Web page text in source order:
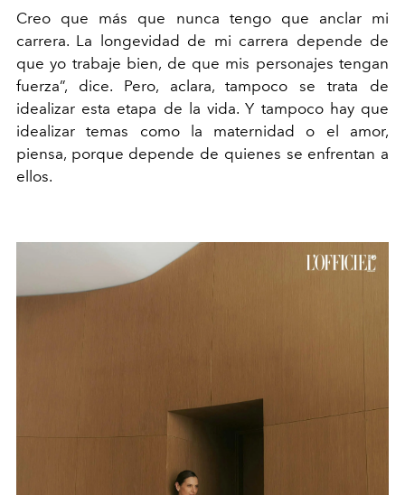
Creo que más que nunca tengo que anclar mi
carrera. La longevidad de mi carrera depende de
que yo trabaje bien, de que mis personajes tengan
fuerza”, dice. Pero, aclara, tampoco se trata de
idealizar esta etapa de la vida. Y tampoco hay que
idealizar temas como la maternidad o el amor,
piensa, porque depende de quienes se enfrentan a
ellos.